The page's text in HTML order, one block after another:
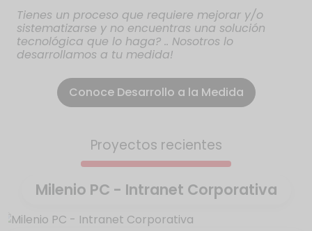
Tienes un proceso que requiere mejorar y/o
sistematizarse y no encuentras una solución
tecnológica que lo haga? .. Nosotros lo
desarrollamos a tu medida!
Conoce Desarrollo a la Medida
Proyectos recientes
Milenio PC - Intranet Corporativa